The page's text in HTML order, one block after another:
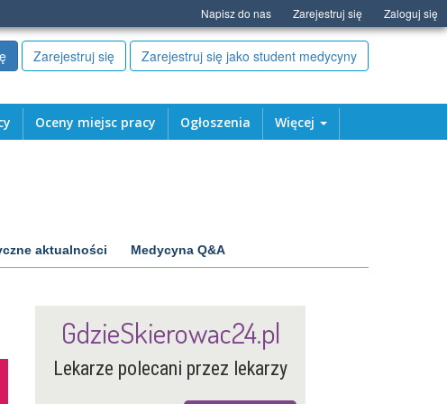
Napisz do nas Zarejestruj się Zaloguj się
Zarejestruj się Zarejestruj się jako student medycyny
Oceny miejsc pracy Ogłoszenia Więcej
aktualności
Medycyna Q&A
Lekarze polecani przez lekarzy
GdzieSkierowac24.pl